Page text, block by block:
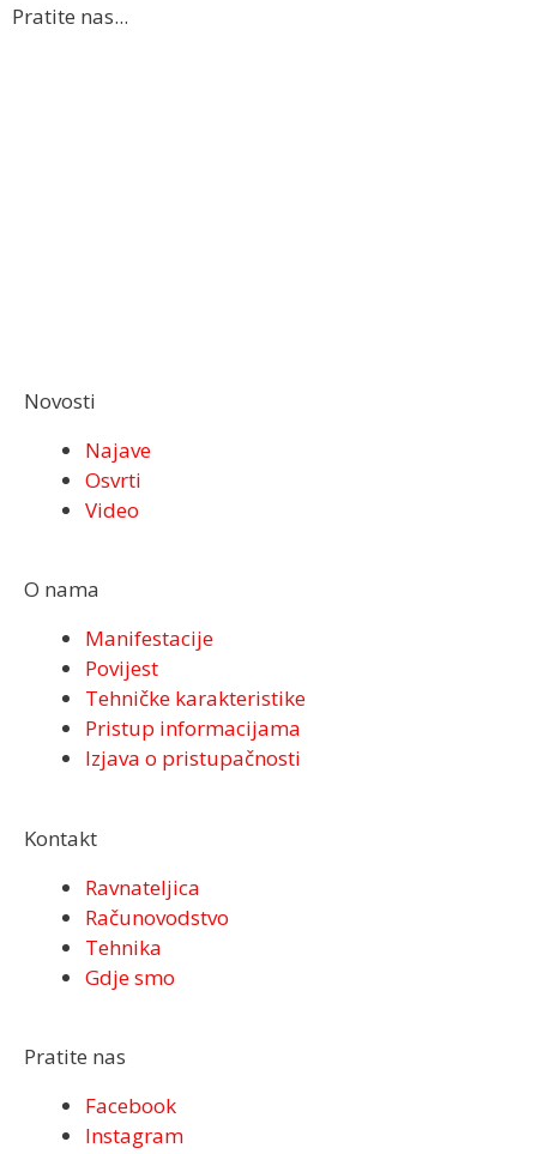
Pratite nas...
Novosti
Najave
Osvrti
Video
O nama
Manifestacije
Povijest
Tehničke karakteristike
Pristup informacijama
Izjava o pristupačnosti
Kontakt
Ravnateljica
Računovodstvo
Tehnika
Gdje smo
Pratite nas
Facebook
Instagram